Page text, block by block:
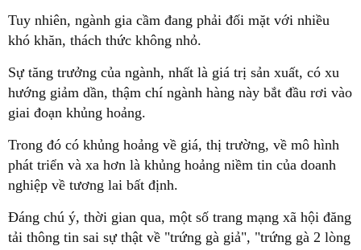
Tuy nhiên, ngành gia cầm đang phải đối mặt với nhiều
khó khăn, thách thức không nhỏ.
Sự tăng trưởng của ngành, nhất là giá trị sản xuất, có xu
hướng giảm dần, thậm chí ngành hàng này bắt đầu rơi vào
giai đoạn khủng hoảng.
Trong đó có khủng hoảng về giá, thị trường, về mô hình
phát triển và xa hơn là khủng hoảng niềm tin của doanh
nghiệp về tương lai bất định.
Đáng chú ý, thời gian qua, một số trang mạng xã hội đăng
tải thông tin sai sự thật về "trứng gà giả", "trứng gà 2 lòng